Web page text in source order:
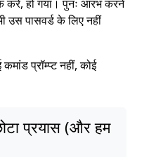
करें, हो गया। पुनः आरंभ करने
पासवर्ड के लिए नहीं
प्रॉम्प्ट नहीं, कोई
प्रयास (और हम